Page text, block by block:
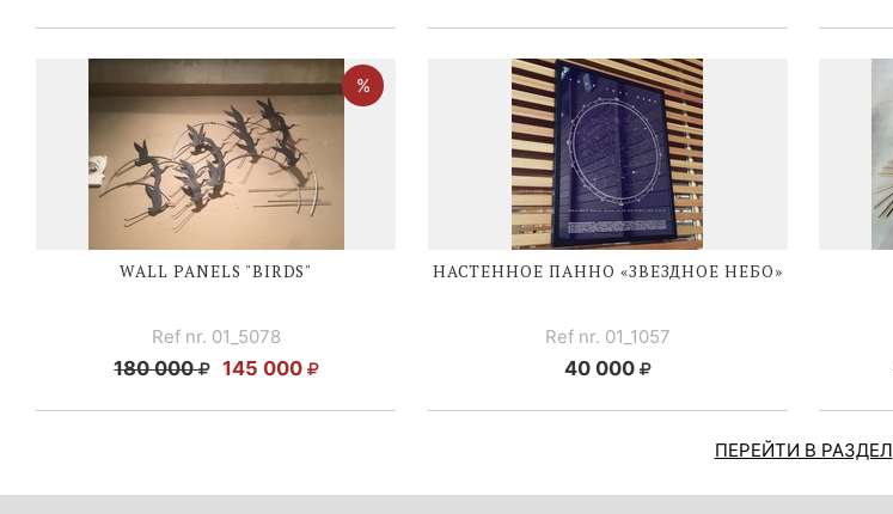
WALL PANELS "BIRDS"
Ref nr. 01_5078
180 000 145 000
НАСТЕННОЕ ПАННО «ЗВЕЗДНОЕ НЕБО»
Ref nr. 01_1057
40 000
ПЕРЕЙТИ В РАЗДЕЛ